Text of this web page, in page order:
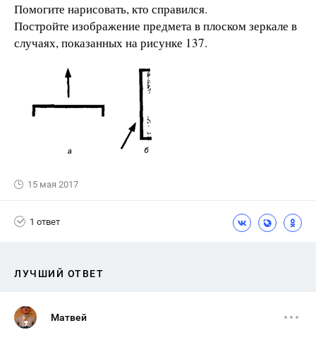
Помогите нарисовать, кто справился.
Постройте изображение предмета в плоском зеркале в
случаях, показанных на рисунке 137.
15 мая 2017
1 ответ
ЛУЧШИЙ ОТВЕТ
Матвей